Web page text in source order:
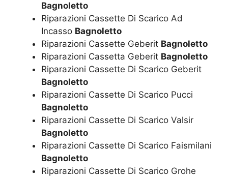
Bagnoletto
Riparazioni Cassette Di Scarico Ad
Incasso Bagnoletto
Riparazioni Cassette Geberit Bagnoletto
Riparazioni Cassetta Geberit Bagnoletto
Riparazioni Cassette Di Scarico Geberit
Bagnoletto
Riparazioni Cassette Di Scarico Pucci
Bagnoletto
Riparazioni Cassette Di Scarico Valsir
Bagnoletto
Riparazioni Cassette Di Scarico Faismilani
Bagnoletto
Riparazioni Cassette Di Scarico Grohe